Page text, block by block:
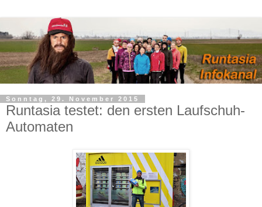
Sonntag, 29. November 2015
Runtasia testet: den ersten Laufschuh-
Automaten